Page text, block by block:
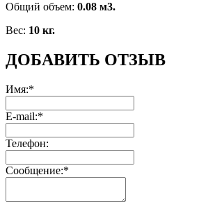
Общий объем: 0.08 м3.
Вес: 10 кг.
ДОБАВИТЬ ОТЗЫВ
Имя:*
E-mail:*
Телефон:
Сообщение:*